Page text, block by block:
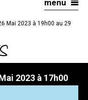
menu
Mai 2023 à 19h00 au 29
2023 à 17h00